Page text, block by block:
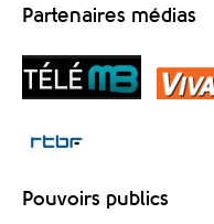
Partenaires médias
Pouvoirs publics